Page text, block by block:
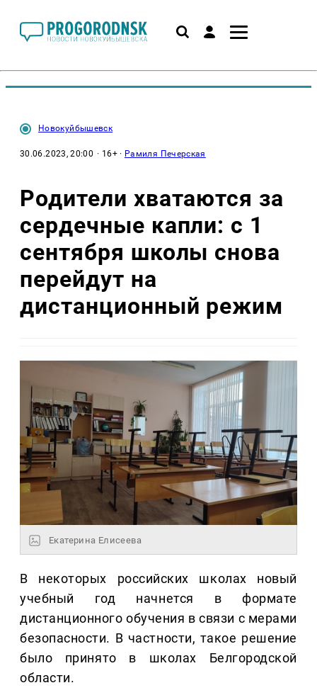
Новокуйбышевск
30.06.2023, 20:00 · 16+ · Рамиля Печерская
Родители хватаются за
сердечные капли: с 1
сентября школы снова
перейдут на
дистанционный режим
Екатерина Елисеева
В некоторых российских школах новый
учебный год начнется в формате
дистанционного обучения в связи с мерами
безопасности. В частности, такое решение
было принято в школах Белгородской
области.